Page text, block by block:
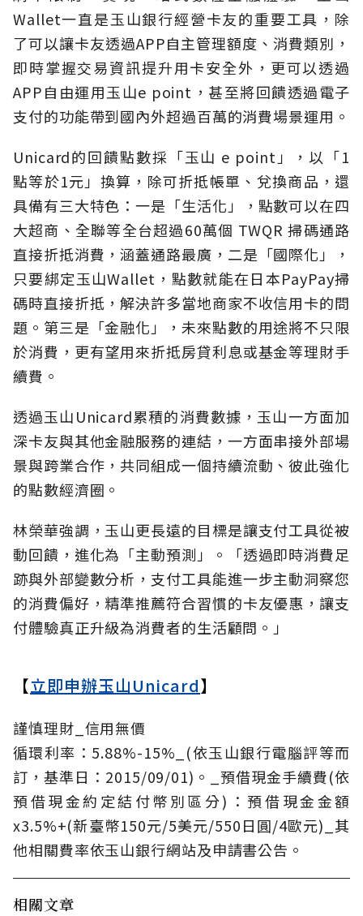
Wallet一直是玉山銀行經營卡友的重要工具，除
了可以讓卡友透過APP自主管理額度、消費類別，
即時掌握交易資訊提升用卡安全外，更可以透過
APP自由運用玉山e point，甚至將回饋透過電子
支付的功能帶到國內外超過百萬的消費場景運用。
Unicard的回饋點數採「玉山 e point」，以「1
點等於1元」換算，除可折抵帳單、兌換商品，還
具備有三大特色：一是「生活化」，點數可以在四
大超商、全聯等全台超過60萬個 TWQR 掃碼通路
直接折抵消費，涵蓋通路最廣，二是「國際化」，
只要綁定玉山Wallet，點數就能在日本PayPay掃
碼時直接折抵，解決許多當地商家不收信用卡的問
題。第三是「金融化」，未來點數的用途將不只限
於消費，更有望用來折抵房貸利息或基金等理財手
續費。
透過玉山Unicard累積的消費數據，玉山一方面加
深卡友與其他金融服務的連結，一方面串接外部場
景與跨業合作，共同組成一個持續流動、彼此強化
的點數經濟圈。
林榮華強調，玉山更長遠的目標是讓支付工具從被
動回饋，進化為「主動預測」。「透過即時消費足
跡與外部變數分析，支付工具能進一步主動洞察您
的消費偏好，精準推薦符合習慣的卡友優惠，讓支
付體驗真正升級為消費者的生活顧問。」
【立即申辦玉山Unicard】
謹慎理財_信用無價
循環利率：5.88%-15%_(依玉山銀行電腦評等而
訂，基準日：2015/09/01)。_預借現金手續費(依
預借現金約定結付幣別區分)：預借現金金額
x3.5%+(新臺幣150元/5美元/550日圓/4歐元)_其
他相關費率依玉山銀行網站及申請書公告。
相關文章